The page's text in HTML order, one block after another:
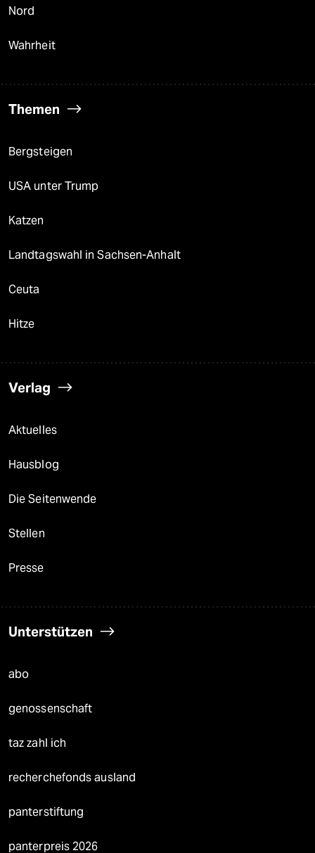
Nord
Wahrheit
Themen
Bergsteigen
USA unter Trump
Katzen
Landtagswahl in Sachsen-Anhalt
Ceuta
Hitze
Verlag
Aktuelles
Hausblog
Die Seitenwende
Stellen
Presse
Unterstützen
abo
genossenschaft
taz zahl ich
recherchefonds ausland
panterstiftung
panterpreis 2026